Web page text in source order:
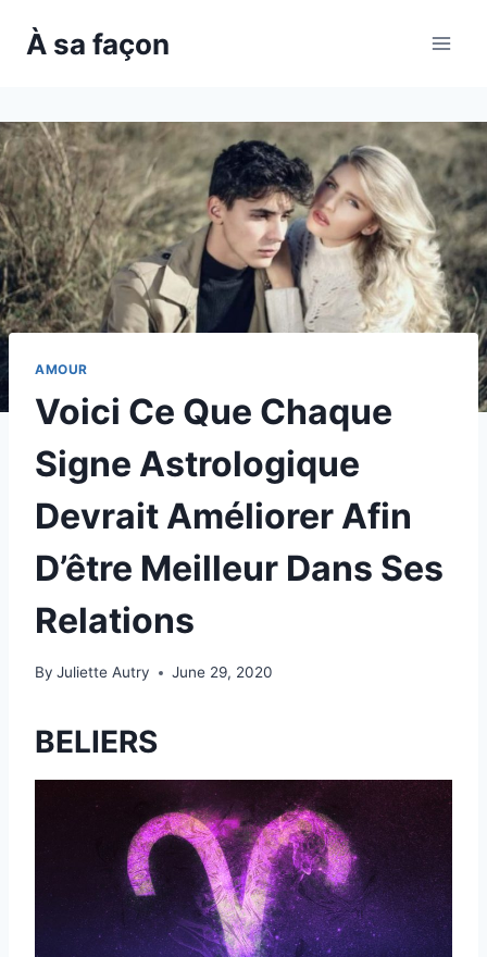
À sa façon
AMOUR
Voici Ce Que Chaque
Signe Astrologique
Devrait Améliorer Afin
D’être Meilleur Dans Ses
Relations
By Juliette Autry June 29, 2020
BELIERS